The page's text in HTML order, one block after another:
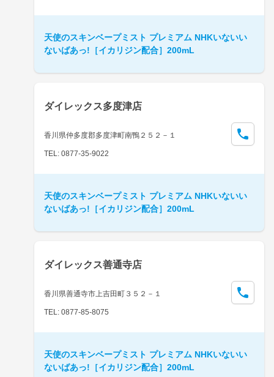
天使のスキンベープミスト プレミアム NHKいないい
ないばあっ!［イカリジン配合］200mL
ダイレックス多度津店
香川県仲多度郡多度津町南鴨２５２－１
TEL: 0877-35-9022
天使のスキンベープミスト プレミアム NHKいないい
ないばあっ!［イカリジン配合］200mL
ダイレックス善通寺店
香川県善通寺市上吉田町３５２－１
TEL: 0877-85-8075
天使のスキンベープミスト プレミアム NHKいないい
ないばあっ!［イカリジン配合］200mL